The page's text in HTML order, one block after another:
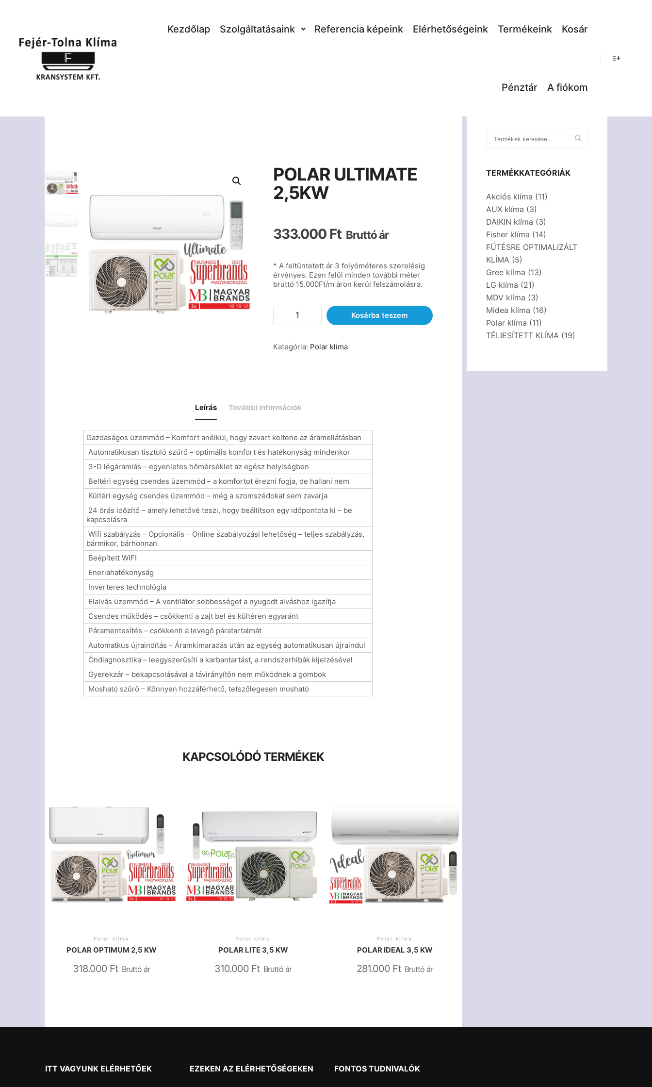
Kezdőlap Szolgáltatásaink Referencia képeink Elérhetőségeink Termékeink Kosár
Pénztár A fiókom
POLAR ULTIMATE
2,5KW
333.000 Ft Bruttó ár
* A feltüntetett ár 3 folyóméteres szerelésig
érvényes. Ezen felül minden további méter
bruttó 15.000Ft/m áron kerül felszámolásra.
Kosárba teszem
Kategória: Polar klíma
Leírás További információk
Gazdaságos üzemmód – Komfort anélkül, hogy zavart keltene az áramellátásban
Automatikusan tisztuló szűrő – optimális komfort és hatékonyság mindenkor
3-D légáramlás – egyenletes hőmérséklet az egész helyiségben
Beltéri egység csendes üzemmód – a komfortot érezni fogja, de hallani nem
Kültéri egység csendes üzemmód – még a szomszédokat sem zavarja
24 órás időzítő – amely lehetővé teszi, hogy beállítson egy időpontota ki – be
kapcsolásra
Wifi szabályzás – Opcionális – Online szabályozási lehetőség – teljes szabályzás,
bármikor, bárhonnan
Beépített WIFI
Eneriahatékonyság
Inverteres technológia
Elalvás üzemmód – A ventilátor sebbességet a nyugodt alváshoz igazítja
Csendes működés – csökkenti a zajt bel és kültéren egyaránt
Páramentesítés – csökkenti a levegő páratartalmát
Automatkus újraindítás – Áramkimaradás után az egység automatikusan újraindul
Öndiagnosztika – leegyszerűsíti a karbantartást, a rendszerhibák kijelzésével
Gyerekzár – bekapcsolásával a távirányítón nem működnek a gombok
Mosható szűrő – Könnyen hozzáférhető, tetszőlegesen mosható
KAPCSOLÓDÓ TERMÉKEK
Polar klíma
POLAR OPTIMUM 2,5 KW
318.000 Ft Bruttó ár
Polar klíma
POLAR LITE 3,5 KW
310.000 Ft Bruttó ár
Polar klíma
POLAR IDEAL 3,5 KW
281.000 Ft Bruttó ár
TERMÉKKATEGÓRIÁK
Akciós klíma (11)
AUX klíma (3)
DAIKIN klíma (3)
Fisher klíma (14)
FŰTÉSRE OPTIMALIZÁLT
KLÍMA (5)
Gree klíma (13)
LG klíma (21)
MDV klíma (3)
Midea klíma (16)
Polar klíma (11)
TÉLIESÍTETT KLÍMA (19)
ITT VAGYUNK ELÉRHETŐEK EZEKEN AZ ELÉRHETŐSÉGEKEN FONTOS TUDNIVALÓK